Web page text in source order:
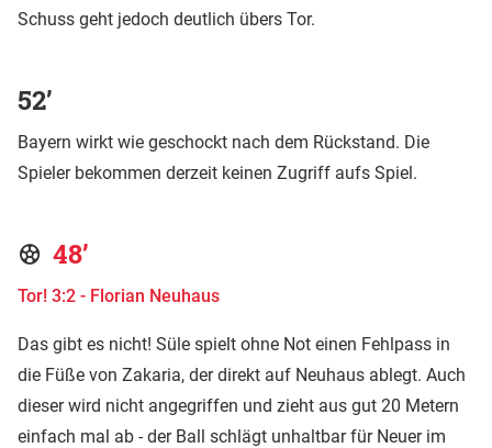
Schuss geht jedoch deutlich übers Tor.
52’
Bayern wirkt wie geschockt nach dem Rückstand. Die
Spieler bekommen derzeit keinen Zugriff aufs Spiel.
48’
Tor! 3:2 - Florian Neuhaus
Das gibt es nicht! Süle spielt ohne Not einen Fehlpass in
die Füße von Zakaria, der direkt auf Neuhaus ablegt. Auch
dieser wird nicht angegriffen und zieht aus gut 20 Metern
einfach mal ab - der Ball schlägt unhaltbar für Neuer im